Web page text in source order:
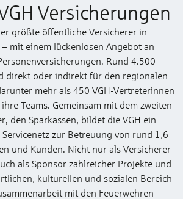
Versicherungen
größte öffentliche Versicherer in
– mit einem lückenlosen Angebot an
Rund 4.500
direkt oder indirekt für den regionalen
mehr als 450 VGH-Vertreterinnen
Teams. Gemeinsam mit dem zweiten
den Sparkassen, bildet die VGH ein
zur Betreuung von rund 1,6
und Kunden. Nicht nur als Versicherer
als Sponsor zahlreicher Projekte und
kulturellen und sozialen Bereich
mit den Feuerwehren